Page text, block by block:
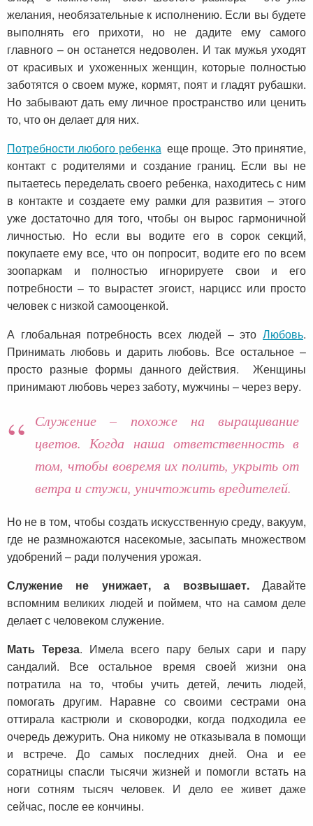
желания, необязательные к исполнению. Если вы будете
выполнять его прихоти, но не дадите ему самого
главного – он останется недоволен. И так мужья уходят
от красивых и ухоженных женщин, которые полностью
заботятся о своем муже, кормят, поят и гладят рубашки.
Но забывают дать ему личное пространство или ценить
то, что он делает для них.
Потребности любого ребенкаеще проще. Это принятие,
контакт с родителями и создание границ. Если вы не
пытаетесь переделать своего ребенка, находитесь с ним
в контакте и создаете ему рамки для развития – этого
уже достаточно для того, чтобы он вырос гармоничной
личностью. Но если вы водите его в сорок секций,
покупаете ему все, что он попросит, водите его по всем
зоопаркам и полностью игнорируете свои и его
потребности – то вырастет эгоист, нарцисс или просто
человек с низкой самооценкой.
А глобальная потребность всех людей – это Любовь.
Принимать любовь и дарить любовь. Все остальное –
просто разные формы данного действия. Женщины
принимают любовь через заботу, мужчины – через веру.
Служение – похоже на выращивание
цветов. Когда наша ответственность в
том, чтобы вовремя их полить, укрыть от
ветра и стужи, уничтожить вредителей.
Но не в том, чтобы создать искусственную среду, вакуум,
где не размножаются насекомые, засыпать множеством
удобрений – ради получения урожая.
Служение не унижает, а возвышает. Давайте
вспомним великих людей и поймем, что на самом деле
делает с человеком служение.
Мать Тереза. Имела всего пару белых сари и пару
сандалий. Все остальное время своей жизни она
потратила на то, чтобы учить детей, лечить людей,
помогать другим. Наравне со своими сестрами она
оттирала кастрюли и сковородки, когда подходила ее
очередь дежурить. Она никому не отказывала в помощи
и встрече. До самых последних дней. Она и ее
соратницы спасли тысячи жизней и помогли встать на
ноги сотням тысяч человек. И дело ее живет даже
сейчас, после ее кончины.